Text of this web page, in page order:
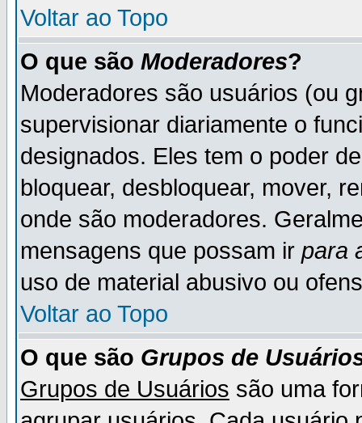
Voltar ao Topo
O que são Moderadores?
Moderadores são usuários (ou
supervisionar diariamente o
designados. Eles tem o poder
bloquear, desbloquear, mover,
onde são moderadores.
mensagens que possam ir para
uso de material abusivo ou
Voltar ao Topo
O que são Grupos de
Grupos de Usuários são uma